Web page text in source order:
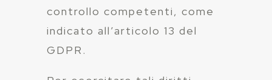
controllo competenti, come
indicato all’articolo 13 del
GDPR.